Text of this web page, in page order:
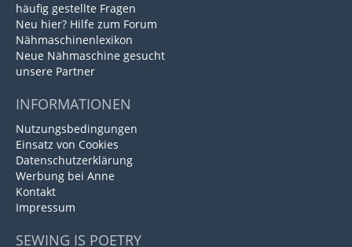
häufig gestellte Fragen
Neu hier? Hilfe zum Forum
Nähmaschinenlexikon
Neue Nähmaschine gesucht
unsere Partner
INFORMATIONEN
Nutzungsbedingungen
Einsatz von Cookies
Datenschutzerklärung
Werbung bei Anne
Kontakt
Impressum
SEWING IS POETRY